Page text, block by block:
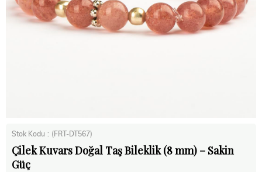
Stok Kodu (FRT-DT567)
Çilek Kuvars Doğal Taş Bileklik (8 mm) – Sakin
Güç